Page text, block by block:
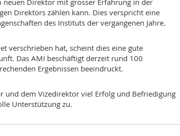
Direktor mit grosser Erfahrung in der
Direktors zählen kann. Dies verspricht eine
des Instituts der vergangenen Jahre.
verschrieben hat, scheint dies eine gute
Das AMI beschäftigt derzeit rund 100
Ergebnissen beeindruckt.
und dem Vizedirektor viel Erfolg und Befriedigung
Unterstützung zu.